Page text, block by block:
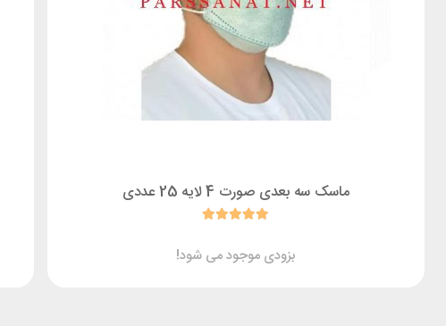
ماسک سه بعدی صورت 4 لایه 25 عددی
بزودی موجود می شود!